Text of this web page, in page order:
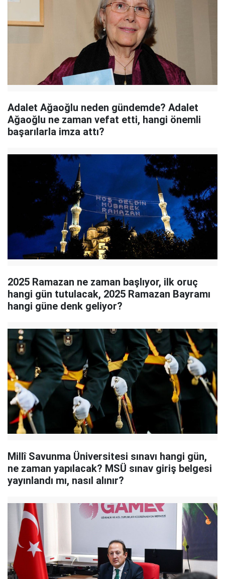
Adalet Ağaoğlu neden gündemde? Adalet
Ağaoğlu ne zaman vefat etti, hangi önemli
başarılarla imza attı?
2025 Ramazan ne zaman başlıyor, ilk oruç
hangi gün tutulacak, 2025 Ramazan Bayramı
hangi güne denk geliyor?
Millî Savunma Üniversitesi sınavı hangi gün,
ne zaman yapılacak? MSÜ sınav giriş belgesi
yayınlandı mı, nasıl alınır?